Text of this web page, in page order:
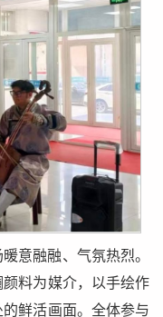
意融融、气氛热烈。
料为媒介，以手绘作
鲜活画面。全体参与